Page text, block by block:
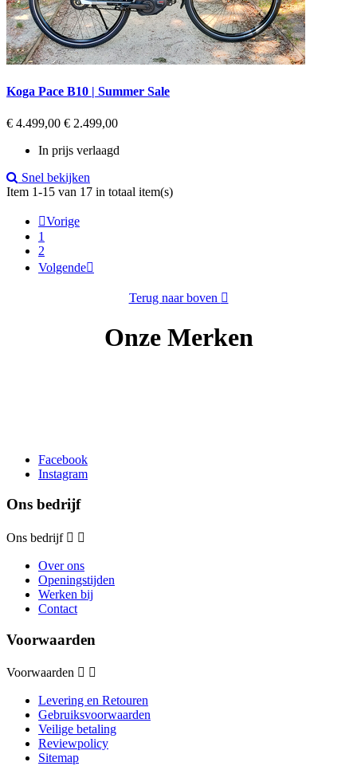
Koga Pace B10 | Summer Sale
Regular
€ 4.499,00 Prijs
€ 2.499,00
In prijs verlaagd
Snel bekijken
Item 1-15 van 17 in totaal item(s)
Vorige
1
2
Volgende
Terug naar boven 
Onze Merken
Facebook
Instagram
Ons bedrijf
Ons bedrijf  
Over ons
Openingstijden
Werken bij
Contact
Voorwaarden
Voorwaarden  
Levering en Retouren
Gebruiksvoorwaarden
Veilige betaling
Reviewpolicy
Sitemap